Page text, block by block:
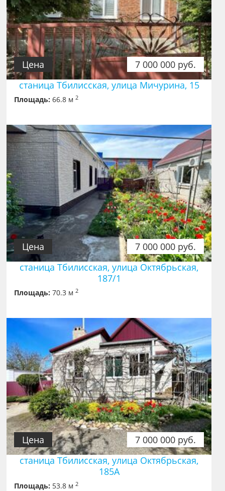
7 000 000 руб.
Цена
станица Тбилисская, улица Мичурина, 15
Площадь: 66.8 м2
7 000 000 руб.
Цена
станица Тбилисская, улица Октябрьская,
187/1
Площадь: 70.3 м2
7 000 000 руб.
Цена
станица Тбилисская, улица Октябрьская,
185А
Площадь: 53.8 м2